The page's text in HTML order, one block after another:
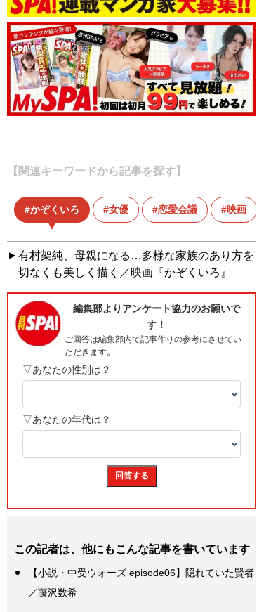
【関連キーワードから記事を探す】
かぞくいろ 女優 恋愛会議 映画
有村架純、母親になる…多様な家族のあり方を
切なくも美しく描く／映画『かぞくいろ』
この記者は、他にもこんな記事を書いています
【小説・中受ウォーズ episode06】隠れていた賢者
／藤沢数希